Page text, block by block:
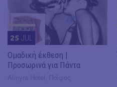
25 JUL
Ομαδική έκθεση |
Προσωρινά για Πάντα